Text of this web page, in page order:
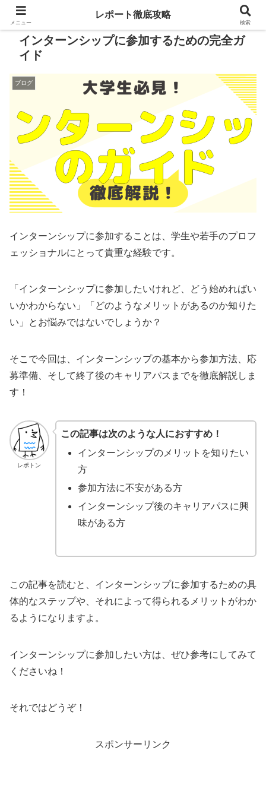
インターンシップに参加するための完全ガ
イド
ブログ
インターンシップに参加することは、学生や若手のプロフ
ェッショナルにとって貴重な経験です。
「インターンシップに参加したいけれど、どう始めればい
いかわからない」「どのようなメリットがあるのか知りた
い」とお悩みではないでしょうか？
そこで今回は、インターンシップの基本から参加方法、応
募準備、そして終了後のキャリアパスまでを徹底解説しま
す！
レポトン
この記事は次のような人におすすめ！
インターンシップのメリットを知りたい
方
参加方法に不安がある方
インターンシップ後のキャリアパスに興
味がある方
この記事を読むと、インターンシップに参加するための具
体的なステップや、それによって得られるメリットがわか
るようになりますよ。
インターンシップに参加したい方は、ぜひ参考にしてみて
くださいね！
それではどうぞ！
スポンサーリンク
メニュー
レポート徹底攻略
検索